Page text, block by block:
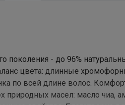
поколения - до 96%
цвета: длинные
по всей длине волос.
природных масел: масло чиа,